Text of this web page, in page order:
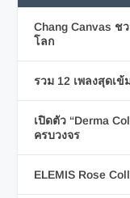
Chang Canvas ช
โลก
รวม 12 เพลงสุดเ
เปิดตัว “Derma
ครบวงจร
ELEMIS Rose